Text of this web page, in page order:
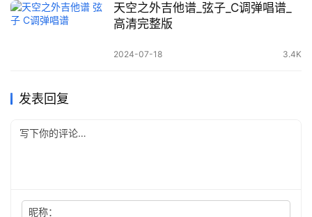
天空之外吉他谱_弦子_C调弹唱谱_
高清完整版
2024-07-18 3.4K
发表回复
昵称：